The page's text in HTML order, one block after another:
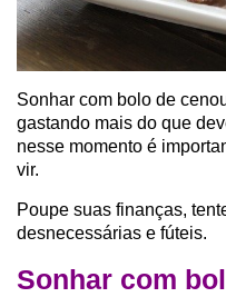
Sonhar com bolo de
gastando mais do que
nesse momento é
vir.
Poupe suas finanças,
desnecessárias e fúteis.
Sonhar com